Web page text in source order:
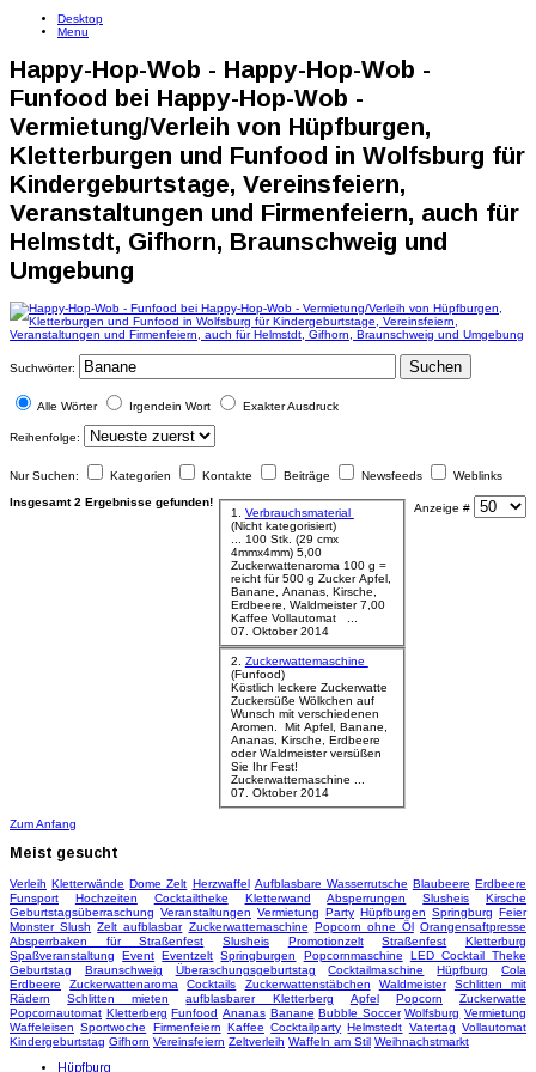
Desktop
Menu
Happy-Hop-Wob - Happy-Hop-Wob -
Funfood bei Happy-Hop-Wob -
Vermietung/Verleih von Hüpfburgen,
Kletterburgen und Funfood in Wolfsburg für
Kindergeburtstage, Vereinsfeiern,
Veranstaltungen und Firmenfeiern, auch für
Helmstdt, Gifhorn, Braunschweig und
Umgebung
Suchwörter: Suchen
Alle Wörter Irgendein Wort Exakter Ausdruck
Reihenfolge:
Nur Suchen: Kategorien Kontakte Beiträge Newsfeeds Weblinks
Insgesamt 2 Ergebnisse gefunden! Anzeige #
1. Verbrauchsmaterial
(Nicht kategorisiert)
... 100 Stk. (29 cmx
4mmx4mm) 5,00
Zuckerwattenaroma 100 g =
reicht für 500 g Zucker Apfel,
Banane , Ananas, Kirsche,
Erdbeere, Waldmeister 7,00
07. Oktober 2014
2. Zuckerwattemaschine
(Funfood)
Köstlich leckere Zuckerwatte
Zuckersüße Wölkchen auf
Wunsch mit verschiedenen
Aromen. Mit Apfel, Banane
Ananas, Kirsche, Erdbeere
oder Waldmeister versüßen
Sie Ihr Fest!
Zuckerwattemaschine ...
07. Oktober 2014
Zum Anfang
Meist gesucht
Verleih Kletterwände Dome Zelt Herzwaffel Aufblasbare Wasserrutsche Blaubeere Erdbeere
Funsport
Hochzeiten Cocktailtheke Kletterwand Absperrungen Slusheis
Kirsche
Geburtstagsüberraschung Veranstaltungen Vermietung Party Hüpfburgen Springburg Feier
Monster Slush Zelt aufblasbar Zuckerwattemaschine Popcorn ohne Öl Orangensaftpresse
Absperrbaken für Straßenfest
Slusheis Promotionzelt Straßenfest
Kletterburg
Spaßveranstaltung
Event Eventzelt Springburgen Popcornmaschine
LED Cocktail Theke
Geburtstag
Braunschweig Überaschungsgeburtstag Cocktailmaschine Hüpfburg
Cola
Erdbeere
Zuckerwattenaroma Cocktails Zuckerwattenstäbchen Waldmeister
Schlitten mit
Rädern
Schlitten mieten aufblasbarer Kletterberg Apfel Popcorn
Zuckerwatte
Popcornautomat Kletterberg Funfood Ananas Banane Bubble Soccer Wolfsburg Vermietung
Waffeleisen Sportwoche Firmenfeiern Kaffee Cocktailparty Helmstedt Vatertag Vollautomat
Kindergeburtstag Gifhorn Vereinsfeiern Zeltverleih Waffeln am Stil Weihnachstmarkt
Hüpfburg